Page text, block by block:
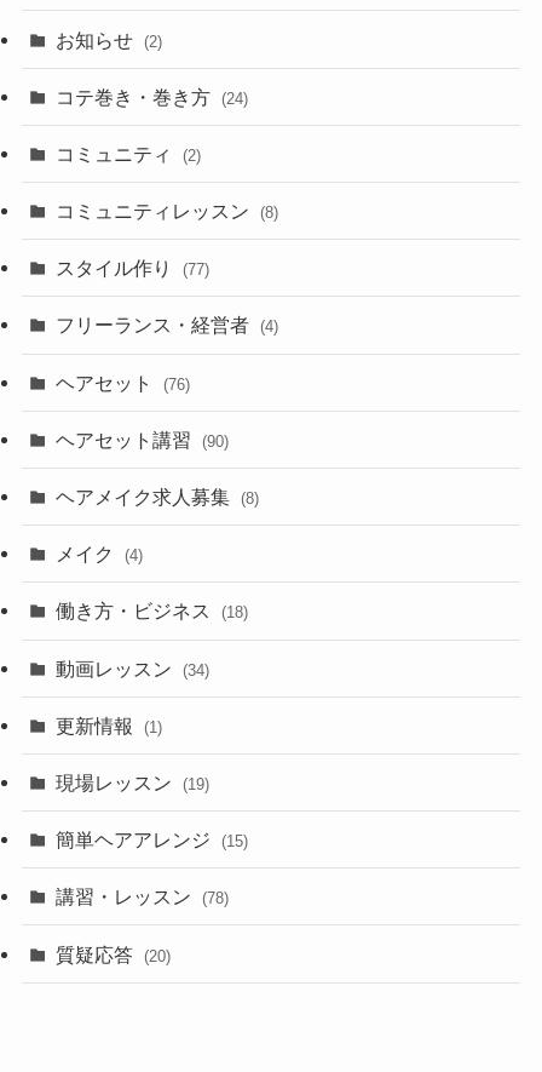
お知らせ (2)
コテ巻き・巻き方 (24)
コミュニティ (2)
コミュニティレッスン (8)
スタイル作り (77)
フリーランス・経営者 (4)
ヘアセット (76)
ヘアセット講習 (90)
ヘアメイク求人募集 (8)
メイク (4)
働き方・ビジネス (18)
動画レッスン (34)
更新情報 (1)
現場レッスン (19)
簡単ヘアアレンジ (15)
講習・レッスン (78)
質疑応答 (20)